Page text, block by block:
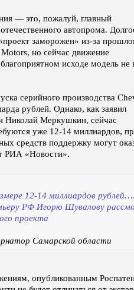
— это, пожалуй, главный
автопрома.
заморожен» из-за
но сейчас движение
исходе модель не
серийного производства
рублей. Однако, как заявил
Николай Меркушкин, сейчас
уже 12-14 миллиардов,
средств поддержку могут
РИА «Новости».
12-14 миллиардов
РФ Игорю Шувалову
проекта
Самарской области
опубликованным